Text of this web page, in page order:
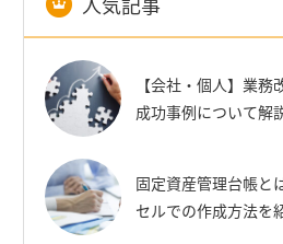
【会社・個人】業
成功事例について解
固定資産管理台帳と
セルでの作成方法を